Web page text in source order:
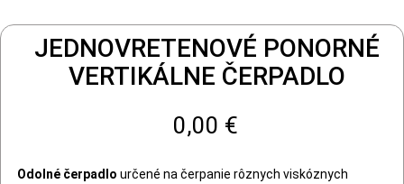
JEDNOVRETENOVÉ PONORNÉ
VERTIKÁLNE ČERPADLO
0,00 €
Odolné čerpadlo určené na čerpanie rôznych viskóznych